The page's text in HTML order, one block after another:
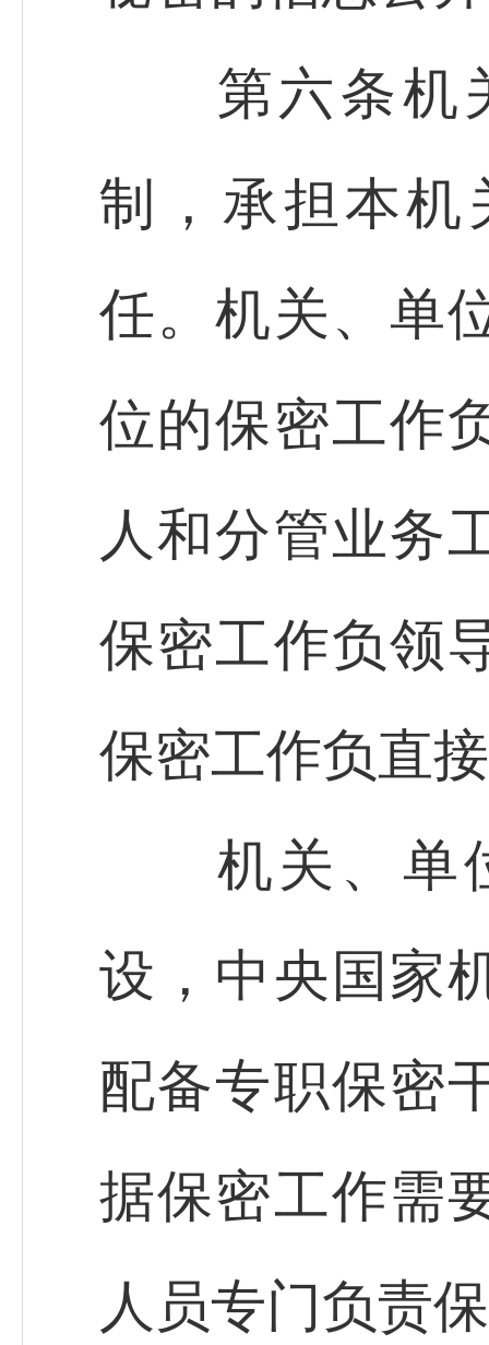
第六条机关
制，承担本机
任。机关、单
位的保密工作
人和分管业务
保密工作负领
保密工作负直
机关、单位
设，中央国家
配备专职保密
据保密工作需
人员专门负责